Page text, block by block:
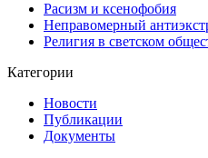
Расизм и ксенофобия
Неправомерный
Религия в светском
Категории
Новости
Публикации
Документы